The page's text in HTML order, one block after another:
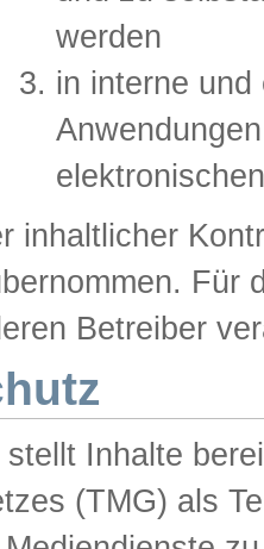
werden
in interne
inhaltlicher
Für
Betreiber
Inhalte
(TMG) als